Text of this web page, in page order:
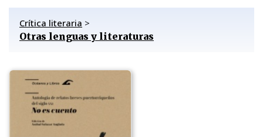
Crítica literaria >
Otras lenguas y literaturas